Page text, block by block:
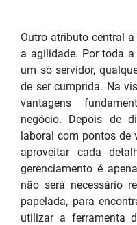
Outro atributo central
a agilidade. Por toda
um só servidor,
de ser cumprida. Na
vantagens
negócio. Depois de
laboral com pontos de
aproveitar cada
gerenciamento é
não será necessário
papelada, para
utilizar a ferramenta